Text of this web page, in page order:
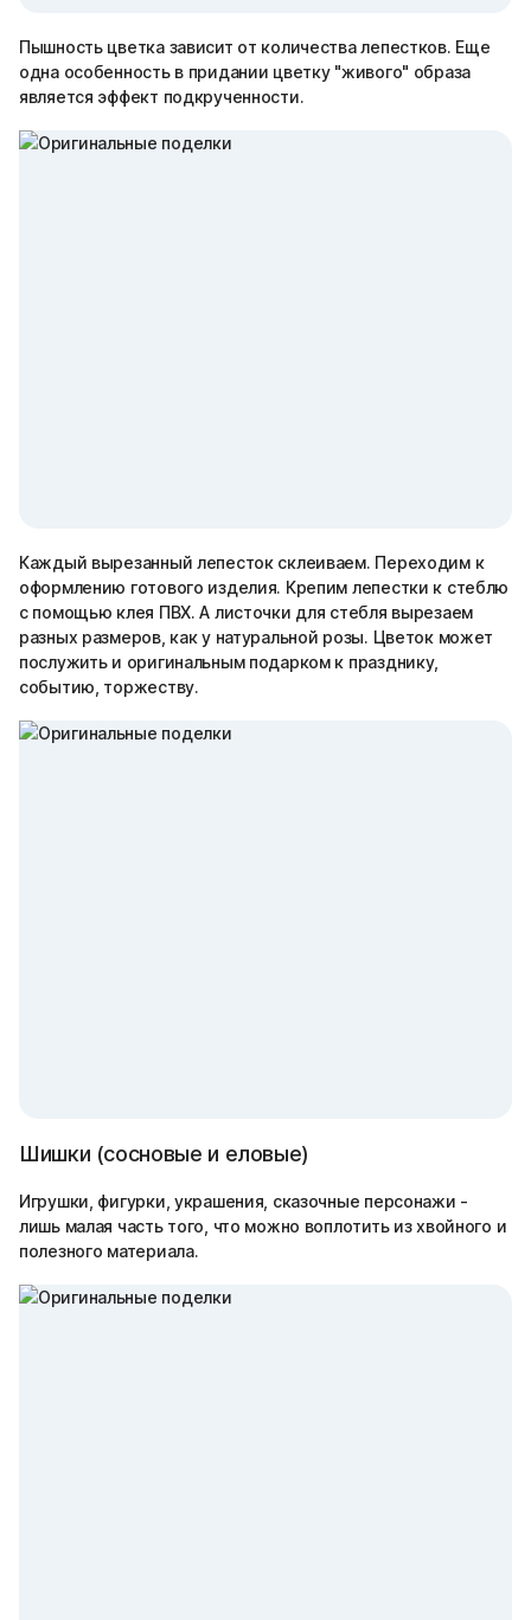
Пышность цветка зависит от количества лепестков. Еще
одна особенность в придании цветку "живого" образа
является эффект подкрученности.
Каждый вырезанный лепесток склеиваем. Переходим к
оформлению готового изделия. Крепим лепестки к стеблю
с помощью клея ПВХ. А листочки для стебля вырезаем
разных размеров, как у натуральной розы. Цветок может
послужить и оригинальным подарком к празднику,
событию, торжеству.
Шишки (сосновые и еловые)
Игрушки, фигурки, украшения, сказочные персонажи -
лишь малая часть того, что можно воплотить из хвойного и
полезного материала.